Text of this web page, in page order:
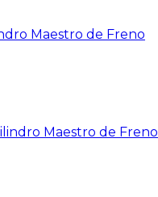
Maestro de Freno
Maestro de Freno